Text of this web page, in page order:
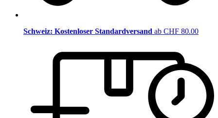
Schweiz: Kostenloser Standardversand ab CHF 80.00